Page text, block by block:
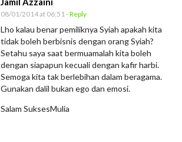
08/01/2014 at 06:51 - Reply
Lho kalau benar pemiliknya Syiah apakah kita
tidak boleh berbisnis dengan orang Syiah?
Setahu saya saat bermuamalah kita boleh
dengan siapapun kecuali dengan kafir harbi.
Semoga kita tak berlebihan dalam beragama.
Gunakan dalil bukan ego dan emosi.
Salam SuksesMulia